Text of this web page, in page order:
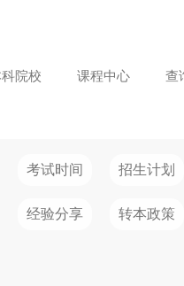
院校 课程中心 查
考试时间 招生计划
经验分享 转本政策